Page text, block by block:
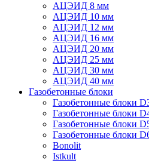
АЦЭИД 8 мм
АЦЭИД 10 мм
АЦЭИД 12 мм
АЦЭИД 16 мм
АЦЭИД 20 мм
АЦЭИД 25 мм
АЦЭИД 30 мм
АЦЭИД 40 мм
Газобетонные блоки
Газобетонные блоки
Газобетонные блоки
Газобетонные блоки
Газобетонные блоки
Bonolit
Istkult